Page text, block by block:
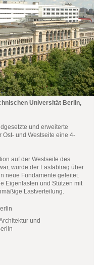
Universität Berlin,
und erweiterte
und Westseite eine 4-
auf der Westseite des
wurde der Lastabtrag über
neue Fundamente geleitet.
Eigenlasten und Stützen mit
Lastverteilung.
und